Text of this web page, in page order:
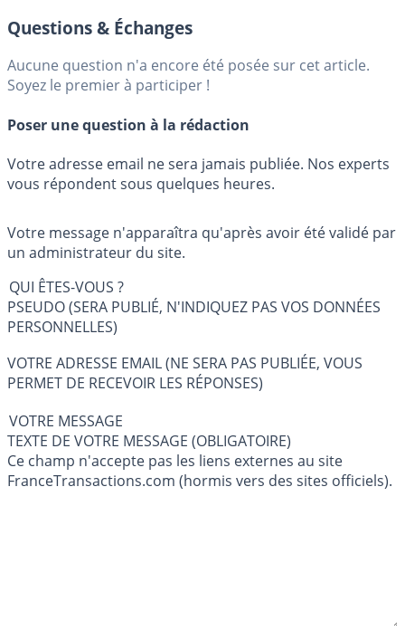
Questions & Échanges
Aucune question n'a encore été posée sur cet article.
Soyez le premier à participer !
Poser une question à la rédaction
Votre adresse email ne sera jamais publiée. Nos experts
vous répondent sous quelques heures.
Votre message n'apparaîtra qu'après avoir été validé par
un administrateur du site.
QUI ÊTES-VOUS ?
PSEUDO (SERA PUBLIÉ, N'INDIQUEZ PAS VOS DONNÉES
PERSONNELLES)
VOTRE ADRESSE EMAIL (NE SERA PAS PUBLIÉE, VOUS
PERMET DE RECEVOIR LES RÉPONSES)
VOTRE MESSAGE
TEXTE DE VOTRE MESSAGE (OBLIGATOIRE)
Ce champ n'accepte pas les liens externes au site
FranceTransactions.com (hormis vers des sites officiels).